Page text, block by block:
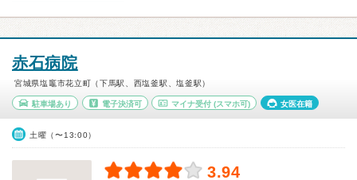
赤石病院
宮城県塩竈市花立町（下馬駅、西塩釜駅、塩釜駅）
駐車場あり 電子決済可 マイナ受付 (スマホ可) 女医在籍
土曜（〜13:00）
3.94